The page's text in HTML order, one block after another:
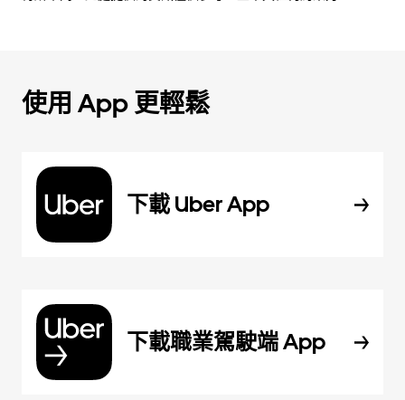
使用 App 更輕鬆
下載 Uber App
下載職業駕駛端 App